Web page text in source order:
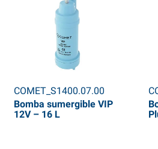
COMET_S1400.07.00
Bomba sumergible VIP
12V – 16 L